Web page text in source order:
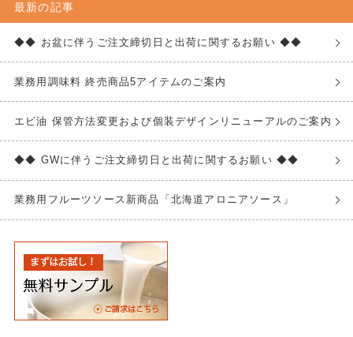
最新の記事
◆◆ お盆に伴うご注文締切日と出荷に関するお願い ◆◆
業務用調味料 終売商品5アイテムのご案内
エビ油 保管方法変更および個装デザインリニューアルのご案内
◆◆ GWに伴うご注文締切日と出荷に関するお願い ◆◆
業務用フルーツソース新商品「北海道アロニアソース」